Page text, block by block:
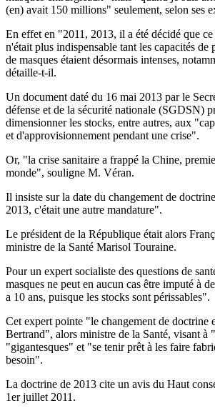
(en) avait 150 millions" seulement, selon ses
En effet en "2011, 2013, il a été décidé que
n'était plus indispensable tant les capacités
de masques étaient désormais intenses,
détaille-t-il.
Un document daté du 16 mai 2013 par le
défense et de la sécurité nationale (SGDSN)
dimensionner les stocks, entre autres, aux
et d'approvisionnement pendant une crise".
Or, "la crise sanitaire a frappé la Chine,
monde", souligne M. Véran.
Il insiste sur la date du changement de
2013, c'était une autre mandature".
Le président de la République était alors
ministre de la Santé Marisol Touraine.
Pour un expert socialiste des questions de
masques ne peut en aucun cas être imputé à
a 10 ans, puisque les stocks sont périssables".
Cet expert pointe "le changement de doctrine
Bertrand", alors ministre de la Santé, visant à
"gigantesques" et "se tenir prêt à les faire
besoin".
La doctrine de 2013 cite un avis du Haut
1er juillet 2011.